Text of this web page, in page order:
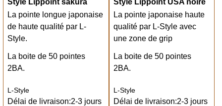
Style Lippoint sakura
La pointe longue japonaise
de haute qualité par L-
Style.
La boite de 50 pointes
2BA.
L-Style
Délai de livraison:2-3 jours
Style Lippoint USA noire
La pointe japonaise haute
qualité par L-Style avec
une zone de grip
La boite de 50 pointes
2BA.
L-Style
Délai de livraison:2-3 jours